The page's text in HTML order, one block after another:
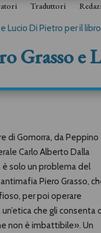
Traduttori
Lucio Di Pietro per il
Grasso e
di Gomorra, da Peppino
Carlo Alberto Dalla
è solo un problema del
Piero Grasso,
per poi operare
che gli consenta
non è imbattibile». Un